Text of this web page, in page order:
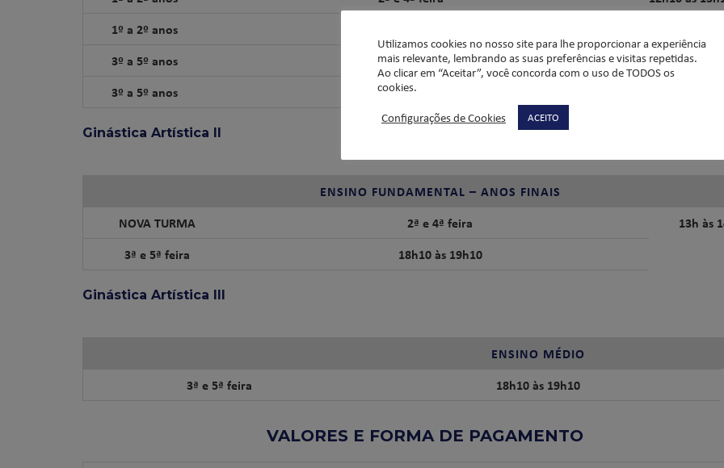
1º a 2º anos
3º a 5º anos
2ª e 4ª feira
12h10 às 13h10
3º a 5º anos
2ª e 4ª feira
Ginástica Artística II
ENSINO FUNDAMENTAL – ANOS FINAIS
NOVA TURMA
2ª e 4ª feira
13h às
3ª e 5ª feira
18h10 às 19h10
Ginástica Artística III
ENSINO MÉDIO
3ª e 5ª feira
18h10 às 19h10
VALORES E FORMA DE PAGAMENTO
Utilizamos cookies no nosso site para lhe proporcionar a experiência
mais relevante, lembrando as suas preferências e visitas repetidas.
Ao clicar em “Aceitar”, você concorda com o uso de TODOS os
cookies.
Configurações de Cookies
ACEITO